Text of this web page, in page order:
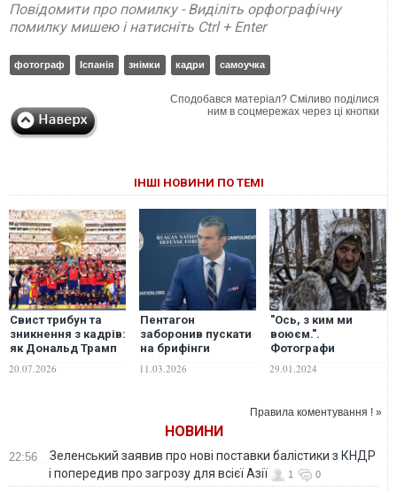
Повідомити про помилку - Виділіть орфографічну
помилку мишею і натисніть Ctrl + Enter
фотограф Іспанія знімки кадри самоучка
Сподобався матеріал? Сміливо поділися
ним в соцмережах через ці кнопки
ІНШІ НОВИНИ ПО ТЕМІ
Свист трибун та
зникнення з кадрів:
як Дональд Трамп
побував на
церемонії
20.07.2026
Пентагон
заборонив пускати
на брифінги
фотографів ЗМІ, які
робили «погані»
11.03.2026
"Ось, з ким ми
воюєм.".
Фотографи
Ліберови показали
кадри з Куп’янська
ворог варварськи
обстрілює точку
29.01.2024
Правила коментування ! »
НОВИНИ
22:56
Зеленський заявив про нові поставки балістики з КНДР
і попередив про загрозу для всієї Азії
1 0